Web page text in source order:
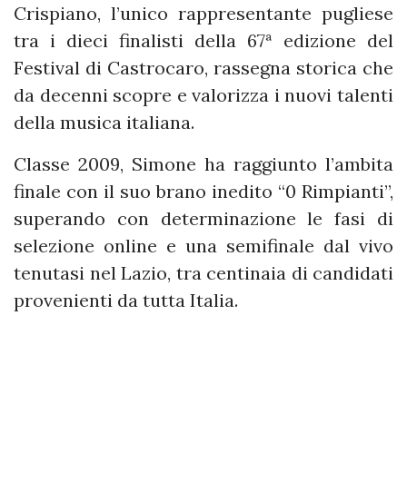
Crispiano, l’unico rappresentante pugliese
tra i dieci finalisti della 67ª edizione del
Festival di Castrocaro, rassegna storica che
da decenni scopre e valorizza i nuovi talenti
della musica italiana.
Classe 2009, Simone ha raggiunto l’ambita
finale con il suo brano inedito “0 Rimpianti”,
superando con determinazione le fasi di
selezione online e una semifinale dal vivo
tenutasi nel Lazio, tra centinaia di candidati
provenienti da tutta Italia.